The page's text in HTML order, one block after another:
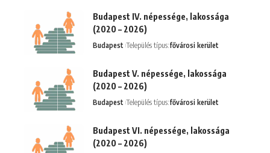
Budapest IV. népessége, lakossága
(2020 – 2026)
Budapest Település típus:fővárosi kerület
Budapest V. népessége, lakossága
(2020 – 2026)
Budapest Település típus:fővárosi kerület
Budapest VI. népessége, lakossága
(2020 – 2026)